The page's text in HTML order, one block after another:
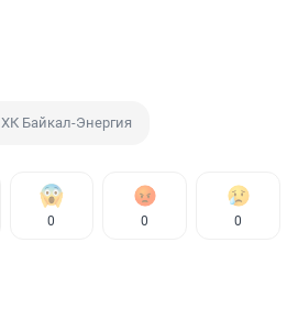
ХК Байкал-Энергия
0 0 0